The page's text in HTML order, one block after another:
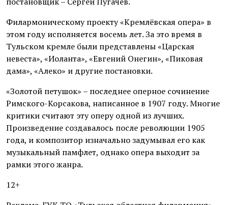
Филармоническому проекту «Кремлёвская опера» в
этом году исполняется восемь лет. За это время в
Тульском кремле были представлены «Царская
невеста», «Иоланта», «Евгений Онегин», «Пиковая
дама», «Алеко» и другие постановки.
«Золотой петушок» – последнее оперное сочинение
Римского-Корсакова, написанное в 1907 году. Многие
критики считают эту оперу одной из лучших.
Произведение создавалось после революции 1905
года, и композитор изначально задумывал его как
музыкальный памфлет, однако опера выходит за
рамки этого жанра.
12+